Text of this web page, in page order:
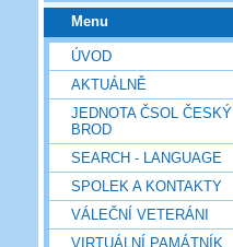
Menu
ÚVOD
AKTUÁLNĚ
JEDNOTA ČSOL ČESKÝ
BROD
SEARCH - LANGUAGE
SPOLEK A KONTAKTY
VÁLEČNÍ VETERÁNI
VIRTUÁLNÍ PAMÁTNÍK